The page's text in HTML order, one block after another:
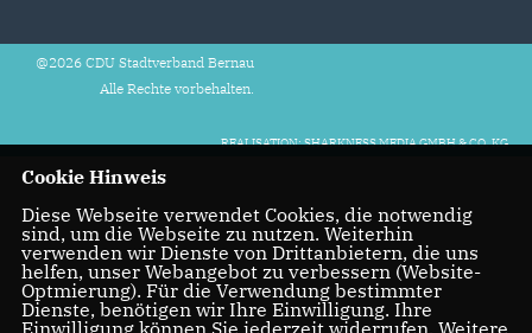
@2026 CDU Stadtverband Bernau
Alle Rechte vorbehalten.
REALISATION: SHARKNESS MEDIA GMBH & CO. KG
Cookie Hinweis
Diese Webseite verwendet Cookies, die notwendig
sind, um die Webseite zu nutzen. Weiterhin
verwenden wir Dienste von Drittanbietern, die uns
helfen, unser Webangebot zu verbessern (Website-
Optmierung). Für die Verwendung bestimmter
Dienste, benötigen wir Ihre Einwilligung. Ihre
Einwilligung können Sie jederzeit widerrufen. Weitere